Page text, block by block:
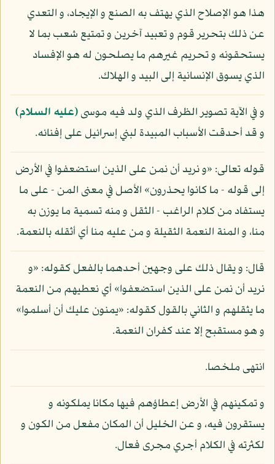
هذا هو الإصلاح الذي يهتف به الصنع و الإيجاد، و التعدي
عن ذلك بتحرير قوم و تعبيد آخرين و تمتيع شعب بما لا
يستحقونه و تحريم غيرهم ما يصلحون له هو الإفساد
الذي يسوق الإنسانية إلى البيد و الهلاك.
و في الآية تصوير الظرف الذي ولد فيه موسى(عليه السلام)
و قد أحدقت الأسباب المبيدة لبني إسرائيل على إفنائه.
قوله تعالى: «و نريد أن نمن على الذين استضعفوا في الأرض
إلى قوله - ما كانوا يحذرون» الأصل في معنى المن - على ما
يستفاد من كلام الراغب - الثقل و منه تسمية ما يوزن به
منا، و المنة النعمة الثقيلة و من عليه منا أي أثقله بالنعمة.
قال: و يقال ذلك على وجهين أحدهما بالفعل كقوله: «و
نريد أن نمن على الذين استضعفوا» أي نعطيهم من النعمة
ما يثقلهم و الثاني بالقول كقوله: «يمنون عليك أن أسلموا»
و هو مستقبح إلا عند كفران النعمة.
انتهى ملخصا.
و تمكينهم في الأرض إعطاؤهم فيها مكانا يملكونه و
يستقرون فيه، و عن الخليل أن المكان مفعل من الكون و
لكثرته في الكلام أجري مجرى فعال.